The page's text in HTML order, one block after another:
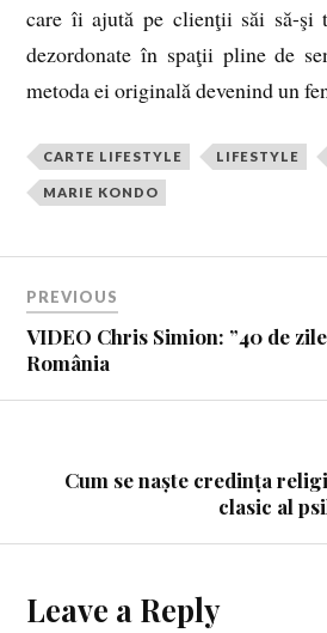
care îi ajută pe clienţii săi să-şi
dezordonate în spaţii pline de
metoda ei originală devenind un
CARTE LIFESTYLE LIFESTYLE
MARIE KONDO
PREVIOUS
VIDEO Chris Simion: ”40 de
România
Cum se naște credința
clasic al
Leave a Reply